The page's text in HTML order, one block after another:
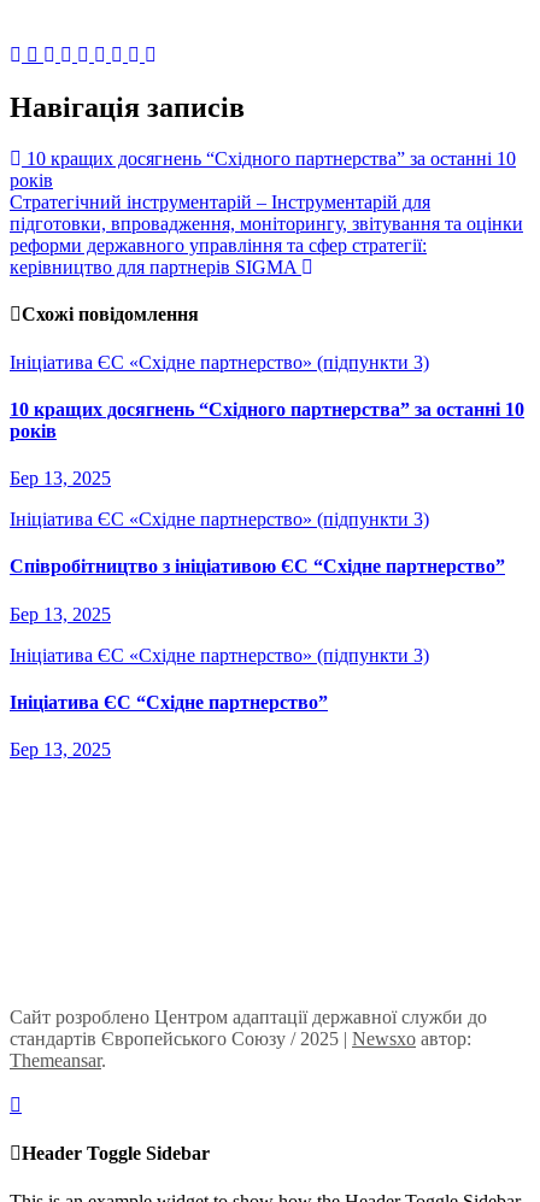
Навігація записів
10 кращих досягнень “Східного партнерства” за останні 10
років
Стратегічний інструментарій – Інструментарій для
підготовки, впровадження, моніторингу, звітування та оцінки
реформи державного управління та сфер стратегії:
керівництво для партнерів SIGMA
Схожі повідомлення
Ініціатива ЄС «Східне партнерство» (підпункти 3)
10 кращих досягнень “Східного партнерства” за останні 10
років
Бер 13, 2025
Ініціатива ЄС «Східне партнерство» (підпункти 3)
Співробітництво з ініціативою ЄС “Східне партнерство”
Бер 13, 2025
Ініціатива ЄС «Східне партнерство» (підпункти 3)
Ініціатива ЄС “Східне партнерство”
Бер 13, 2025
Сайт розроблено Центром адаптації державної служби до
стандартів Європейського Союзу / 2025 | Newsxo автор:
Themeansar.
Header Toggle Sidebar